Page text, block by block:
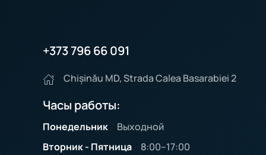
+373 796 66 091
Chișinău MD, Strada Calea Basarabiei 2
Часы работы:
Понедельник
Выходной
Вторник - Пятница
8:00–17:00